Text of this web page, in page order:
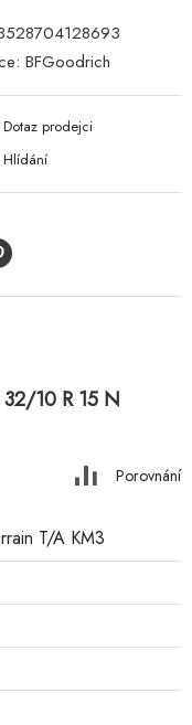
BFGoodrich
Dotaz prodejci
Hlídání
10 R 15 N
Porovnání
T/A KM3